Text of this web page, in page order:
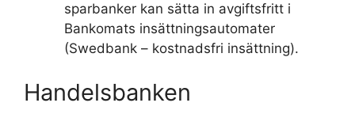
sparbanker kan sätta in avgiftsfritt i
Bankomats insättningsautomater
(Swedbank – kostnadsfri insättning).
Handelsbanken